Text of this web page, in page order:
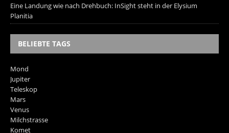
Eine Landung wie nach Drehbuch: InSight steht in der Elysium
Planitia
BELIEBTE TAGS
Mond
Jupiter
Teleskop
Mars
Venus
Milchstrasse
Komet